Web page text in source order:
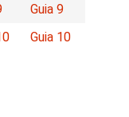
Guia 9
Guia 10